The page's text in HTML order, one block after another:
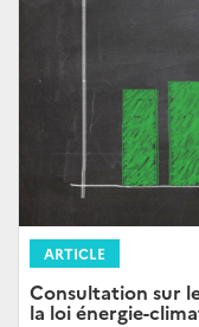
ARTICLE
Consultation sur
la loi énergie-